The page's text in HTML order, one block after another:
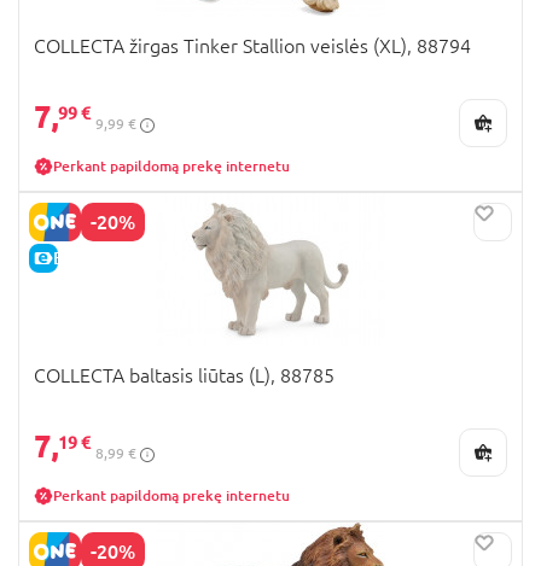
COLLECTA žirgas Tinker Stallion veislės (XL), 88794
7,99 €
9,99 €
Perkant papildomą prekę internetu
-20%
E-KAINA
COLLECTA baltasis liūtas (L), 88785
7,19 €
8,99 €
Perkant papildomą prekę internetu
-20%